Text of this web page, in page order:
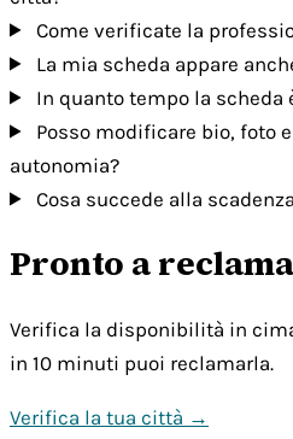
Come verificate la
La mia scheda appare
In quanto tempo la scheda
Posso modificare bio, foto
autonomia?
Cosa succede alla
Pronto a
Verifica la disponibilità in
in 10 minuti puoi reclamarla.
Verifica la tua città →